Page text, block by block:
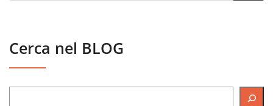
Cerca nel BLOG